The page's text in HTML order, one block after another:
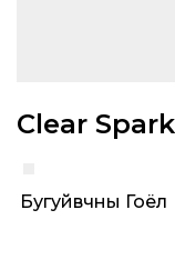
Clear
Бугуйвчны Гоёл